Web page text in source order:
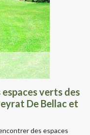
verts des
De Bellac et
des espaces